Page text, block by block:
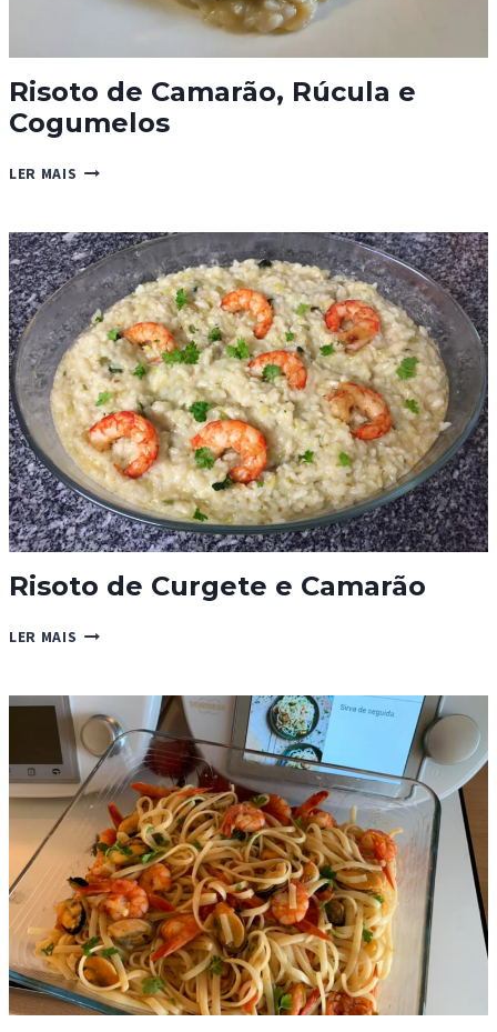
Risoto de Camarão, Rúcula e
Cogumelos
LER MAIS RISOTO
RÚCULA
E
COGUMELOS
Risoto de Curgete e Camarão
LER MAIS RISOTO
E
CAMARÃO